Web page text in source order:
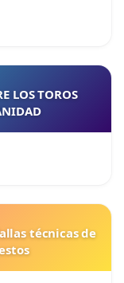
LOS TOROS
técnicas de